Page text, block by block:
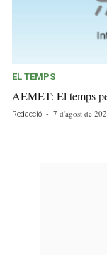
EL TEMPS
AEMET: El temps
Redacció - 7 d'agost de